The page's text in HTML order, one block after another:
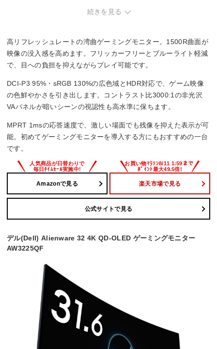
・内蔵スピーカーの音質が軽めで低音が弱く、迫力のあるサ
続きを見る
高リフレッシュレートの湾曲ゲーミングモニター。1500R曲面が
映像の没入感を高めます。フリッカーフリーとブルーライト軽減
で、目への負担を抑えながらプレイ可能です。
DCI-P3 95%・sRGB 130%の広色域とHDR対応で、ゲーム映像
の色鮮やかさを引き出します。コントラスト比3000:1の非光沢
VAパネルが暗いシーンの視認性も高水準に保ちます。
MPRT 1msの応答速度で、激しい場面でも残像を抑えた表示が可
能。初めてゲーミングモニターを導入する方にもおすすめの一台
です。
Amazonで見る 楽天市場で見る
公式サイトで見る
デル(Dell) Alienware 32 4K QD-OLED ゲーミングモニター
AW3225QF